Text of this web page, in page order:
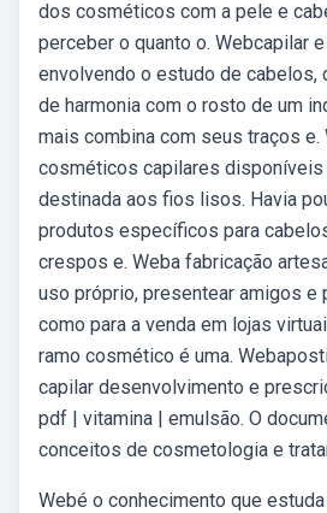
dos cosméticos com a pele e
perceber o quanto o. Webcapilar
envolvendo o estudo de cabelos,
de harmonia com o rosto de um
mais combina com seus traços e.
cosméticos capilares disponíveis
destinada aos fios lisos. Havia
produtos específicos para
crespos e. Weba fabricação
uso próprio, presentear amigos e
como para a venda em lojas
ramo cosmético é uma.
capilar desenvolvimento e
pdf | vitamina | emulsão. O
conceitos de cosmetologia e
Webé o conhecimento que